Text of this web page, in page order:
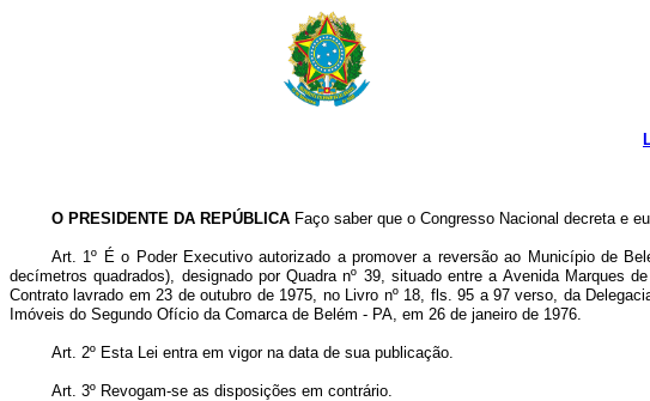
O PRESIDENTE DA REPÚBLICA Faço saber que o Congresso Nacional decreta e
Art. 1º É o Poder Executivo autorizado a promover a reversão ao Município de
decímetros quadrados), designado por Quadra nº 39, situado entre a Avenida Marques
Contrato lavrado em 23 de outubro de 1975, no Livro nº 18, fls. 95 a 97 verso, da
Imóveis do Segundo Ofício da Comarca de Belém - PA, em 26 de janeiro de 1976.
Art. 2º Esta Lei entra em vigor na data de sua publicação.
Art. 3º Revogam-se as disposições em contrário.